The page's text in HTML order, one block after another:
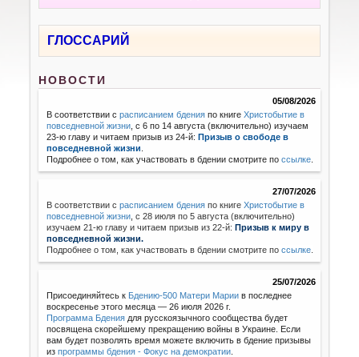
ГЛОССАРИЙ
НОВОСТИ
05/08/2026
В соответствии срасписанием бдения по книгеХристобытие в
повседневной жизни , с 6 по 14 августа (включительно) изучаем
23-ю главу и читаем призыв из 24-й:Призыв о свободе в
повседневной жизни
Подробнее о том, как участвовать в бдении смотрите поссылке
27/07/2026
В соответствии с расписанием бдения по книгеХристобытие в
повседневной жизни с 28 июля по 5 августа (включительно)
изучаем 21-ю главу и читаем призыв из 22-й:Призыв к миру в
повседневной жизни.
Подробнее о том, как участвовать в бдении смотрите поссылке
25/07/2026
Присоединяйтесь к Бдению-500 Матери Марии в последнее
воскресенье этого месяца — 26 июля 2026 г.
Программа Бдения для русскоязычного сообщества будет
посвящена скорейшему прекращению войны в Украине. Если
вам будет позволять время можете включить в бдение призывы
изпрограммы бдения - Фокус на демократии